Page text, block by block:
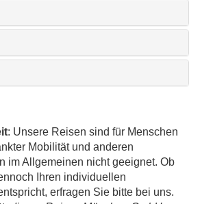
: Unsere Reisen sind für Menschen
Mobilität und anderen
im Allgemeinen nicht geeignet. Ob
Ihren individuellen
erfragen Sie bitte bei uns.